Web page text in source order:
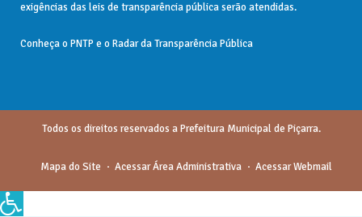
exigências das leis de transparência públicaserão atendidas.
Conheça o PNTP e o Radar da Transparência Pública
Todos os direitos reservados a Prefeitura Municipal de Piçarra.
Mapa do Site Acessar Área Administrativa Acessar Webmail